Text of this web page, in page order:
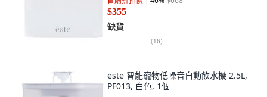
$355
缺貨
(16)
este 智能寵物低噪音自動飲水機 2.5L,
PF013, 白色, 1個